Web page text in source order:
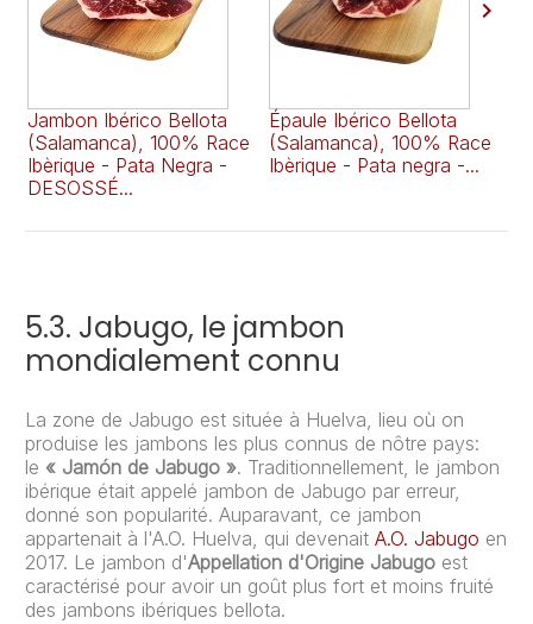
Jambon Ibérico Bellota
(Salamanca), 100% Race
Ibèrique - Pata Negra -
DESOSSÉ...
Épaule Ibérico Bellota
(Salamanca), 100% Race
Ibèrique - Pata negra -...

5.3. Jabugo, le jambon
mondialement connu
La zone de Jabugo est située à Huelva, lieu où on
produise les jambons les plus connus de nôtre pays:
le « Jamón de Jabugo ». Traditionnellement, le jambon
ibérique était appelé jambon de Jabugo par erreur,
donné son popularité. Auparavant, ce jambon
appartenait à l'A.O. Huelva, qui devenait A.O. Jabugo en
2017. Le jambon d'Appellation d'Origine Jabugo est
caractérisé pour avoir un goût plus fort et moins fruité
des jambons ibériques bellota.